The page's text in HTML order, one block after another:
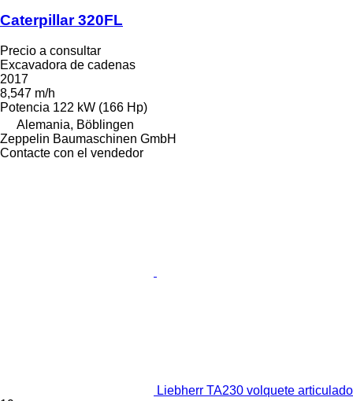
Caterpillar 320FL
Precio a consultar
Excavadora de cadenas
2017
8,547 m/h
Potencia 122 kW (166 Hp)
Alemania, Böblingen
Zeppelin Baumaschinen GmbH
Contacte con el vendedor
Liebherr TA230 volquete articulado